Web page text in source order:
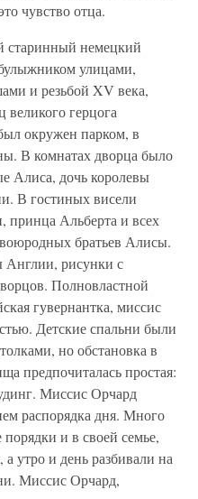
чувство отца.
старинный немецкий
улицами,
и резьбой XV века,
герцога
окружен парком, в
В комнатах дворца было
Алиса, дочь королевы
В гостиных висели
принца Альберта и всех
братьев Алисы.
Англии, рисунки с
Полновластной
гувернантка, миссис
Детские спальни были
но обстановка в
предпочиталась простая:
Миссис Орчард
распорядка дня. Много
порядки и в своей семье,
утро и день разбивали на
Миссис Орчард,